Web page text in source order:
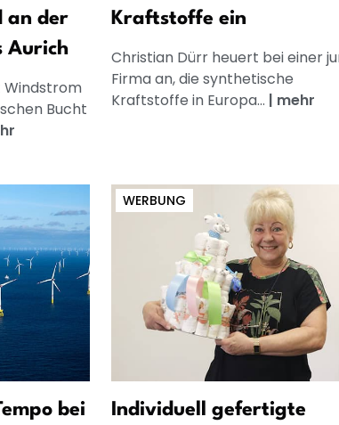
an der
Aurich
Windstrom
Bucht
Kraftstoffe ein
Christian Dürr heuert bei einer
Firma an, die synthetische
Kraftstoffe in Europa... | mehr
bei
WERBUNG
Individuell gefertigte